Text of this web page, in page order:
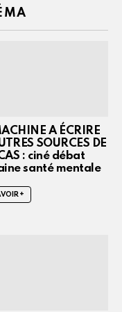
A ÉCRIRE
SOURCES DE
: ciné débat
santé mentale
+